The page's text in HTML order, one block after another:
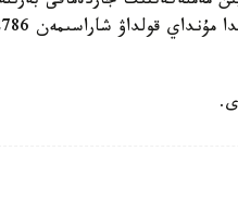
بيىل ونىڭ مولشەرى 81871 تەڭگەنى قۇرايدى. قازىرگى